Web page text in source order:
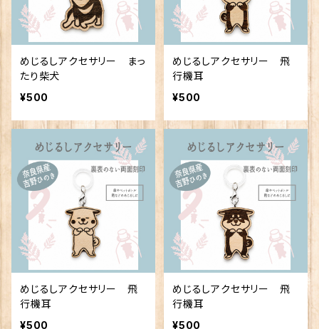
めじるしアクセサリー まっ
たり柴犬
¥500
めじるしアクセサリー 飛
行機耳
¥500
めじるしアクセサリー 飛
行機耳
¥500
めじるしアクセサリー 飛
行機耳
¥500